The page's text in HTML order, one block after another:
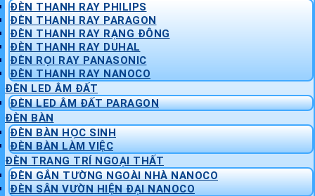
ĐÈN THANH RAY PHILIPS
ĐÈN THANH RAY PARAGON
ĐÈN THANH RAY RẠNG ĐÔNG
ĐÈN THANH RAY DUHAL
ĐÈN RỌI RAY PANASONIC
ĐÈN THANH RAY NANOCO
ĐÈN LED ÂM ĐẤT
ĐÈN LED ÂM ĐẤT PARAGON
ĐÈN BÀN
ĐÈN BÀN HỌC SINH
ĐÈN BÀN LÀM VIỆC
ĐÈN TRANG TRÍ NGOẠI THẤT
ĐÈN GẮN TƯỜNG NGOÀI NHÀ NANOCO
ĐÈN SÂN VƯỜN HIỆN ĐẠI NANOCO